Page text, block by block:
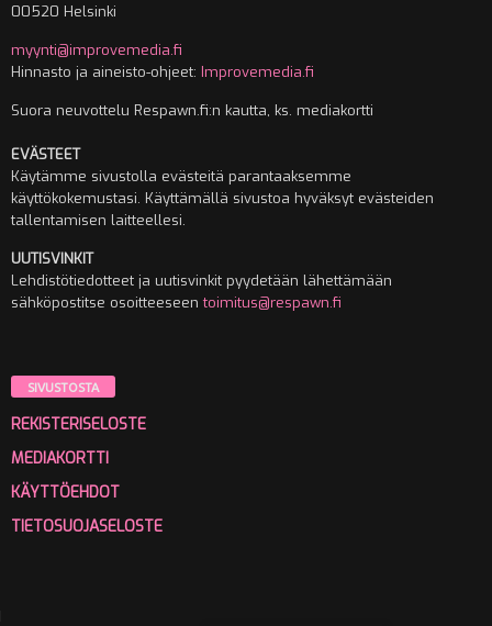
00520 Helsinki
myynti@improvemedia.fi
Hinnasto ja aineisto-ohjeet: Improvemedia.fi
Suora neuvottelu Respawn.fi:n kautta, ks. mediakortti
EVÄSTEET
Käytämme sivustolla evästeitä parantaaksemme
käyttökokemustasi. Käyttämällä sivustoa hyväksyt evästeiden
tallentamisen laitteellesi.
UUTISVINKIT
Lehdistötiedotteet ja uutisvinkit pyydetään lähettämään
sähköpostitse osoitteeseentoimitus@respawn.fi
SIVUSTOSTA
REKISTERISELOSTE
MEDIAKORTTI
KÄYTTÖEHDOT
TIETOSUOJASELOSTE